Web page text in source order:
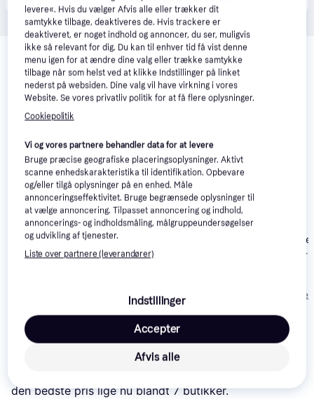
Relaterede produkter
Se vores forslag til andre produkter, der matcher dine
interesser. Vis alle
Oakley MOD3 MIPS
Mips Black (L L)
800 kr.
Eller 3 betalinger af 267 kr.
Salomon
Sigma MIPS -
Eller 3 betalinger
Læs om produktet
den bedste pris lige nu blandt 7 butikker.
levere«. Hvis du vælger Afvis alle eller trækker dit
samtykke tilbage, deaktiveres de. Hvis trackere er
deaktiveret, er noget indhold og annoncer, du ser, muligvis
ikke så relevant for dig. Du kan til enhver tid få vist denne
menu igen for at ændre dine valg eller trække samtykke
tilbage når som helst ved at klikke Indstillinger på linket
nederst på websiden. Dine valg vil have virkning i vores
Website. Se vores privatliv politik for at få flere oplysninger.
Cookiepolitik
Vi og vores partnere behandler data for at levere
Bruge præcise geografiske placeringsoplysninger. Aktivt
scanne enhedskarakteristika til identifikation. Opbevare
og/eller tilgå oplysninger på en enhed. Måle
annonceringseffektivitet. Bruge begrænsede oplysninger til
at vælge annoncering. Tilpasset annoncering og indhold,
annoncerings- og indholdsmåling, målgruppeundersøgelser
og udvikling af tjenester.
Liste over partnere (leverandører)
Indstillinger
Afvis alle
Accepter